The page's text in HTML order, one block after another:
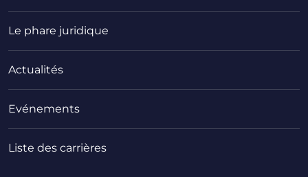
Le phare juridique
Actualités
Evénements
Liste des carrières